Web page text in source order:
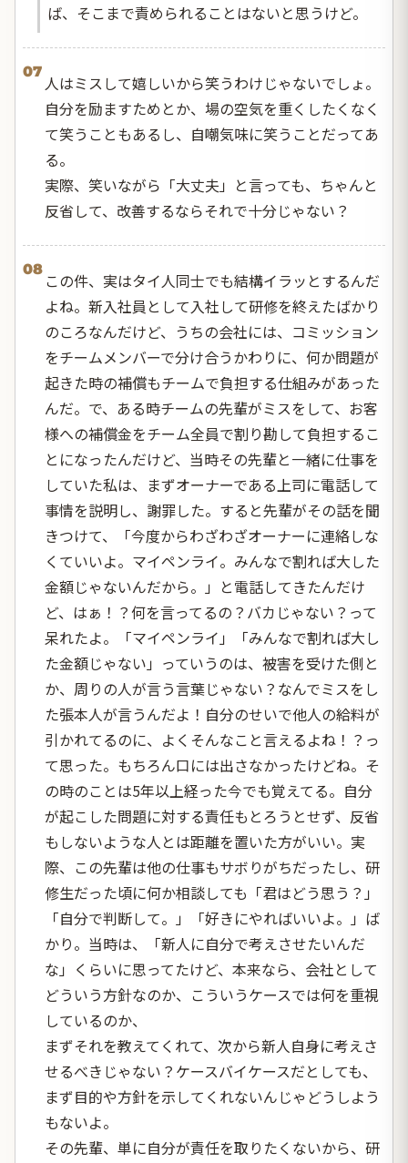
ば、そこまで責められることはないと思うけど。
07
人はミスして嬉しいから笑うわけじゃないでしょ。
自分を励ますためとか、場の空気を重くしたくなく
て笑うこともあるし、自嘲気味に笑うことだってあ
る。
実際、笑いながら「大丈夫」と言っても、ちゃんと
反省して、改善するならそれで十分じゃない？
08
この件、実はタイ人同士でも結構イラッとするんだ
よね。新入社員として入社して研修を終えたばかり
のころなんだけど、うちの会社には、コミッション
をチームメンバーで分け合うかわりに、何か問題が
起きた時の補償もチームで負担する仕組みがあった
んだ。で、ある時チームの先輩がミスをして、お客
様への補償金をチーム全員で割り勘して負担するこ
とになったんだけど、当時その先輩と一緒に仕事を
していた私は、まずオーナーである上司に電話して
事情を説明し、謝罪した。すると先輩がその話を聞
きつけて、「今度からわざわざオーナーに連絡しな
くていいよ。マイペンライ。みんなで割れば大した
金額じゃないんだから。」と電話してきたんだけ
ど、はぁ！？何を言ってるの？バカじゃない？って
呆れたよ。「マイペンライ」「みんなで割れば大し
た金額じゃない」っていうのは、被害を受けた側と
か、周りの人が言う言葉じゃない？なんでミスをし
た張本人が言うんだよ！自分のせいで他人の給料が
引かれてるのに、よくそんなこと言えるよね！？っ
て思った。もちろん口には出さなかったけどね。そ
の時のことは5年以上経った今でも覚えてる。自分
が起こした問題に対する責任もとろうとせず、反省
もしないような人とは距離を置いた方がいい。実
際、この先輩は他の仕事もサボりがちだったし、研
修生だった頃に何か相談しても「君はどう思う？」
「自分で判断して。」「好きにやればいいよ。」ば
かり。当時は、「新人に自分で考えさせたいんだ
な」くらいに思ってたけど、本来なら、会社として
どういう方針なのか、こういうケースでは何を重視
しているのか、
まずそれを教えてくれて、次から新人自身に考えさ
せるべきじゃない？ケースバイケースだとしても、
まず目的や方針を示してくれないんじゃどうしよう
もないよ。
その先輩、単に自分が責任を取りたくないから、研